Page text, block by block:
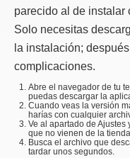
parecido al de instalar
Solo necesitas
la instalación;
complicaciones.
Abre el navegador de tu
puedas descargar la
Cuando veas la versión
harías con cualquier
Ve al apartado de
que no vienen de la
Busca el archivo que
tardar unos segundos.